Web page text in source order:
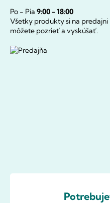
Po - Pia 9:00 - 18:00
Všetky produkty si na predajni
môžete pozrieť a vyskúšať.